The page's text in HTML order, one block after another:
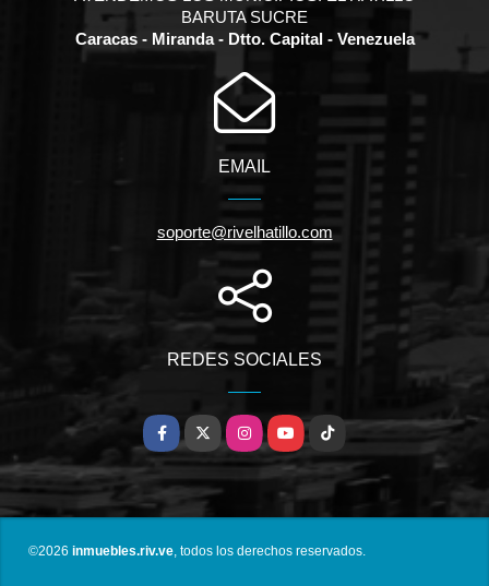
BARUTA SUCRE
Caracas - Miranda - Dtto. Capital - Venezuela
EMAIL
soporte@rivelhatillo.com
REDES SOCIALES
Facebook
X InstagramYouTubeTikTok
©2026 inmuebles.riv.ve, todos los derechos reservados.